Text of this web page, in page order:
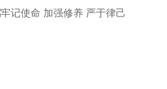
发行股票申请获证监会同意注册批复